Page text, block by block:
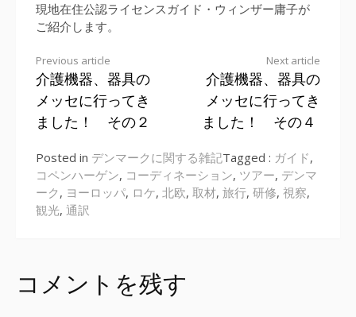
現地在住公認ライセンスガイド・ウィンザー庸子が
ご紹介します。
Continue
Reading
Previous article
介護機器、器具の
メッセに行ってき
ました！ その２
Next article
介護機器、器具の
メッセに行ってき
ました！ その４
Posted in デンマークに関する雑記Tagged : ガイド,
コペンハーゲン, コーディネーション, ツアー, デンマ
ーク , ヨーロッパ, ロケ, 北欧, 取材, 旅行, 研修, 視察,
観光, 通訳
コメントを残す